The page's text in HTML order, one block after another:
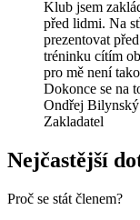
Klub jsem
před lidmi. Na
prezentovat
tréninku cítím
pro mě není
Dokonce se na
Ondřej Bilynský
Zakladatel
Nejčastější
Proč se stát členem?